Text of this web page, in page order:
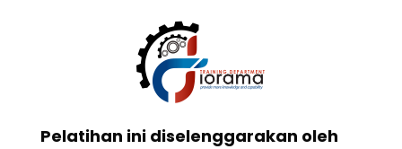
Pelatihan ini diselenggarakan oleh